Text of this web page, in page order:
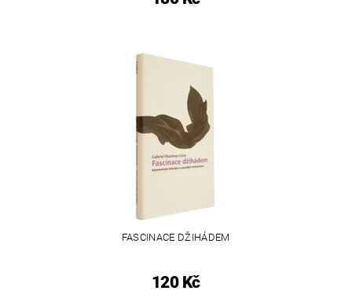
FASCINACE DŽIHÁDEM
120 Kč